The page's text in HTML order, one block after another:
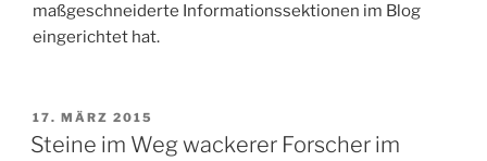
maßgeschneiderte Informationssektionen im Blog
eingerichtet hat.
VERÖFFENTLICHT
AM
17. MÄRZ 2015
Steine im Weg wackerer Forscher im